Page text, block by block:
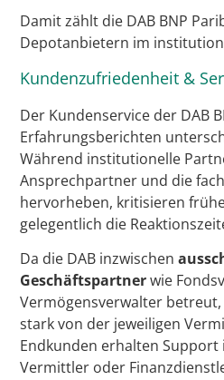
Damit zählt die DAB BNP
Depotanbietern im
Kundenzufriedenheit &
Der Kundenservice der DAB
Erfahrungsberichten
Während institutionelle
Ansprechpartner und die
hervorheben, kritisieren
gelegentlich die
Da die DAB inzwischen
Geschäftspartnerwie
Vermögensverwalter
stark von der jeweiligen
Endkunden erhalten Support
Vermittler oder